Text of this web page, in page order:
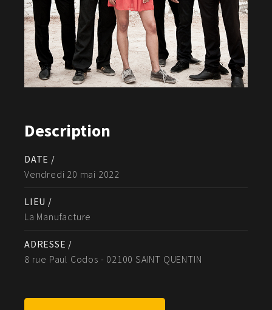
Description
DATE /
Vendredi 20 mai 2022
LIEU /
La Manufacture
ADRESSE /
8 rue Paul Codos - 02100 SAINT QUENTIN